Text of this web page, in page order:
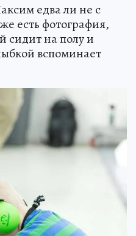
едва ли не с
есть фотография,
сидит на полу и
вспоминает